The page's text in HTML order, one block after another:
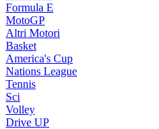
Formula E
MotoGP
Altri Motori
Basket
America's Cup
Nations League
Tennis
Sci
Volley
Drive UP